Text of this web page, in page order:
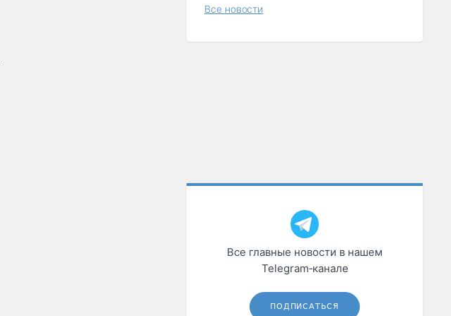
Все новости
Все главные новости в нашем
Telegram‑канале
ПОДПИСАТЬСЯ